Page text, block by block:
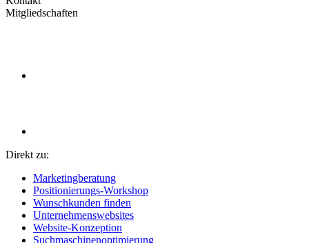
Mitgliedschaften
Direkt zu:
Marketingberatung
Positionierungs-Workshop
Wunschkunden finden
Unternehmenswebsites
Website-Konzeption
Suchmaschinenoptimierung